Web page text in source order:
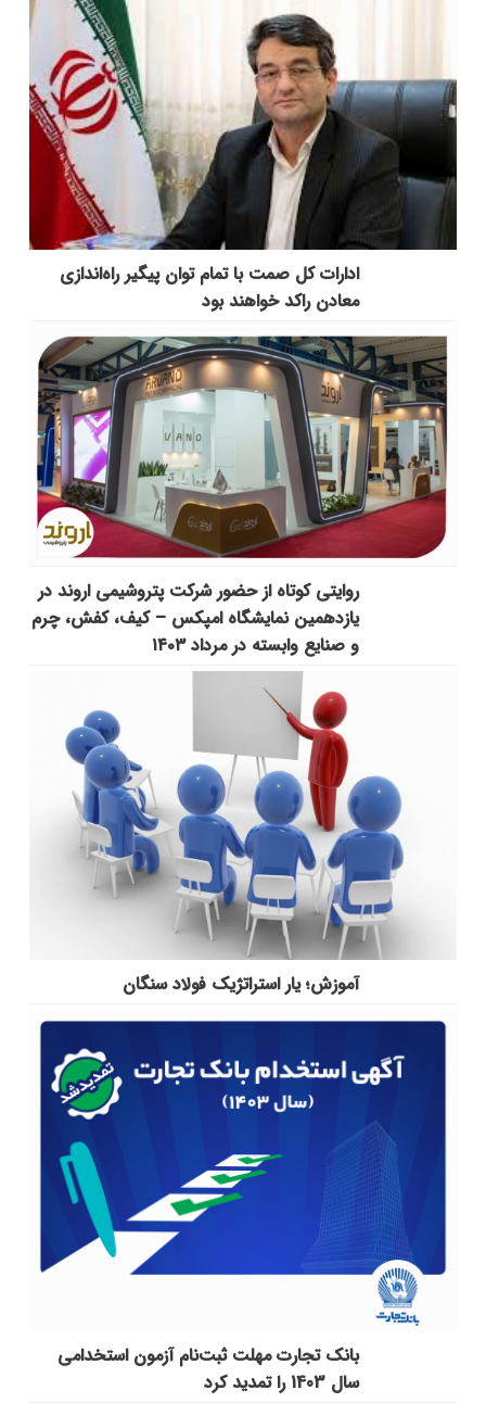
ادارات کل صمت با تمام توان پیگیر راه‌اندازی
معادن راکد خواهند بود
روایتی کوتاه از حضور شرکت پتروشیمی اروند در
یازدهمین نمایشگاه امپکس‌ – کیف، کفش، چرم
و صنایع وابسته در مرداد ۱۴۰۳
آموزش؛ یار استراتژیک فولاد سنگان
بانک تجارت مهلت ثبت‌نام آزمون استخدامی
سال 1403 را تمدید کرد